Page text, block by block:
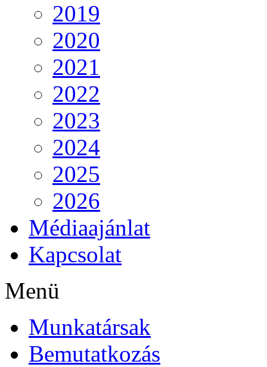
2019
2020
2021
2022
2023
2024
2025
2026
Médiaajánlat
Kapcsolat
Menü
Munkatársak
Bemutatkozás